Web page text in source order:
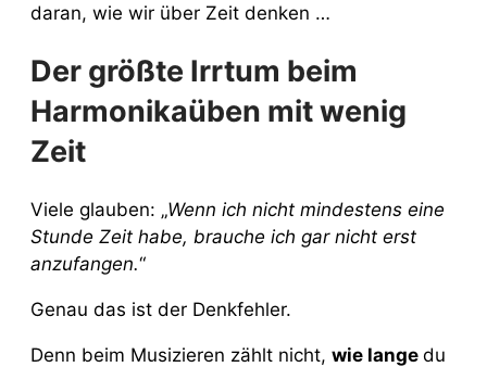
daran, wie wir über Zeit denken …
Der größte Irrtum beim
Harmonikaüben mit wenig
Zeit
Viele glauben: „Wenn ich nicht mindestens eine
Stunde Zeit habe, brauche ich gar nicht erst
anzufangen.“
Genau das ist der Denkfehler.
Denn beim Musizieren zählt nicht, wie lange du